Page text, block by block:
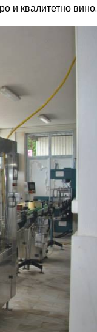
и квалитетно вино.